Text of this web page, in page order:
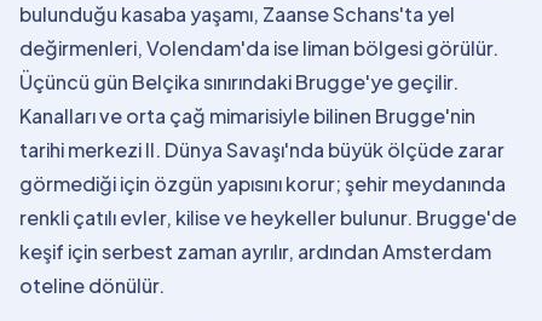
bulunduğu kasaba yaşamı, Zaanse Schans'ta yel
değirmenleri, Volendam'da ise liman bölgesi görülür.
Üçüncü gün Belçika sınırındaki Brugge'ye geçilir.
Kanalları ve orta çağ mimarisiyle bilinen Brugge'nin
tarihi merkezi II. Dünya Savaşı'nda büyük ölçüde zarar
görmediği için özgün yapısını korur; şehir meydanında
renkli çatılı evler, kilise ve heykeller bulunur. Brugge'de
keşif için serbest zaman ayrılır, ardından Amsterdam
oteline dönülür.